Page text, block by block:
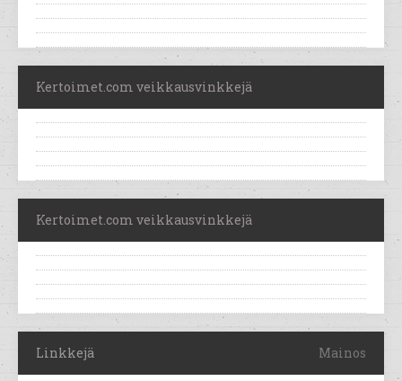
Kertoimet.com veikkausvinkkejä
Kertoimet.com veikkausvinkkejä
Linkkejä Mainos